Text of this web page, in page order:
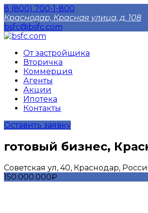
8 (800) 700-1-800
Краснодар, Красная улица, д. 108
bsfc@bsfc.com
От застройщика
Вторичка
Коммерция
Агенты
Акции
Ипотека
Контакты
Оставить заявку
готовый бизнес,
Советская ул, 40, Краснодар,
150.000.000₽